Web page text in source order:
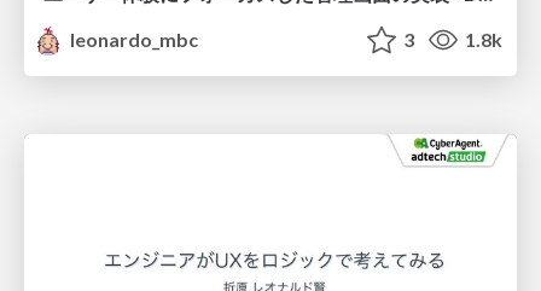
leonardo_mbc
3 1.8k